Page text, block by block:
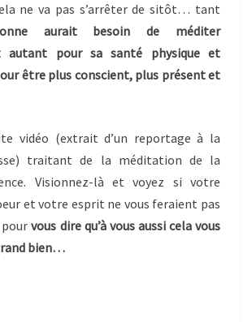
ne va pas s’arrêter de sitôt… tant
aurait besoin de méditer
autant pour sa santé physique et
être plus conscient, plus présent et
vidéo (extrait d’un reportage à la
traitant de la méditation de la
Visionnez-là et voyez si votre
et votre esprit ne vous feraient pas
pourvous dire qu’à vous aussi cela vous
bien…